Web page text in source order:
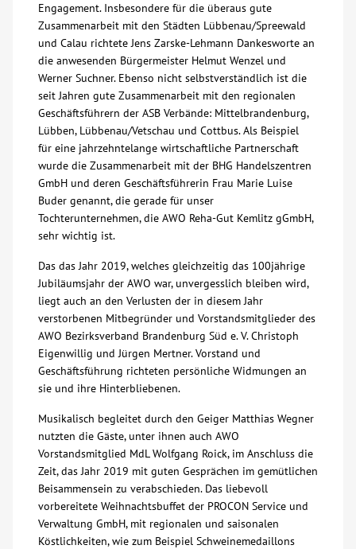
Karriere
Ausbildung
Glossar
Suche
Kontakt
AWO BB Süd
Engagement. Insbesondere für die überaus gute
Zusammenarbeit mit den Städten Lübbenau/Spreewald
und Calau richtete Jens Zarske-Lehmann Dankesworte an
die anwesenden Bürgermeister Helmut Wenzel und
Werner Suchner. Ebenso nicht selbstverständlich ist die
seit Jahren gute Zusammenarbeit mit den regionalen
Geschäftsführern der ASB Verbände: Mittelbrandenburg,
Lübben, Lübbenau/Vetschau und Cottbus. Als Beispiel
für eine jahrzehntelange wirtschaftliche Partnerschaft
wurde die Zusammenarbeit mit der BHG Handelszentren
GmbH und deren Geschäftsführerin Frau Marie Luise
Buder genannt, die gerade für unser
Tochterunternehmen, die AWO Reha-Gut Kemlitz gGmbH,
sehr wichtig ist.
Das das Jahr 2019, welches gleichzeitig das 100jährige
Jubiläumsjahr der AWO war, unvergesslich bleiben wird,
liegt auch an den Verlusten der in diesem Jahr
verstorbenen Mitbegründer und Vorstandsmitglieder des
AWO Bezirksverband Brandenburg Süd e. V. Christoph
Eigenwillig und Jürgen Mertner. Vorstand und
Geschäftsführung richteten persönliche Widmungen an
sie und ihre Hinterbliebenen.
Musikalisch begleitet durch den Geiger Matthias Wegner
nutzten die Gäste, unter ihnen auch AWO
Vorstandsmitglied MdL Wolfgang Roick, im Anschluss die
Zeit, das Jahr 2019 mit guten Gesprächen im gemütlichen
Beisammensein zu verabschieden. Das liebevoll
vorbereitete Weihnachtsbuffet der PROCON Service und
Verwaltung GmbH, mit regionalen und saisonalen
Köstlichkeiten, wie zum Beispiel Schweinemedaillons